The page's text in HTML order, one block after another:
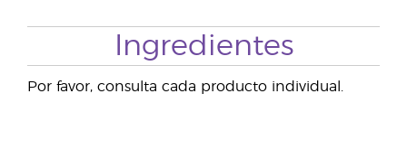
Ingredientes
Por favor, consulta cada producto individual.